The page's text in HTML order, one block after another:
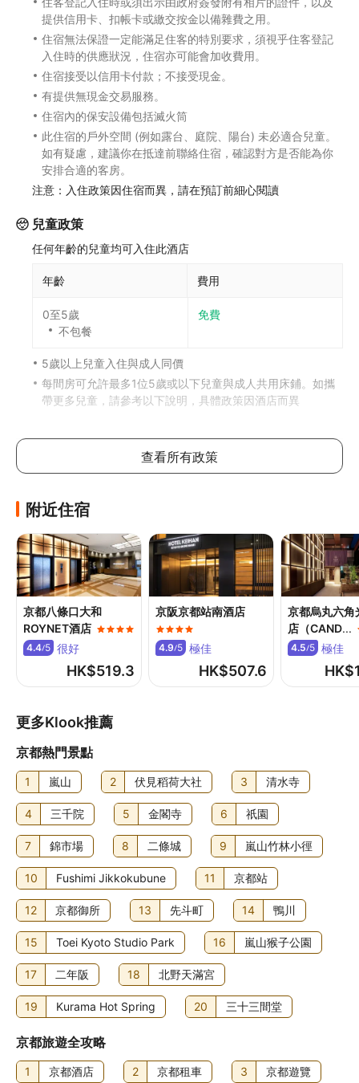
提供信用卡、扣帳卡或繳交按金以備雜費之用。
住宿無法保證一定能滿足住客的特別要求，須視乎住客登記
入住時的供應狀況，住宿亦可能會加收費用。
住宿接受以信用卡付款；不接受現金。
有提供無現金交易服務。
住宿內的保安設備包括滅火筒
此住宿的戶外空間 (例如露台、庭院、陽台) 未必適合兒童。
如有疑慮，建議你在抵達前聯絡住宿，確認對方是否能為你
安排合適的客房。
注意：入住政策因住宿而異，請在預訂前細心閱讀
兒童政策
任何年齡的兒童均可入住此酒店
年齡 費用
0至5歲
不包餐
免費
5歲以上兒童入住與成人同價
每間房可允許最多1位5歲或以下兒童與成人共用床鋪。如攜
帶更多兒童，請參考以下說明，具體政策因酒店而異
加床政策
寵物政策
不可攜帶寵物
其他費用
自助早餐費用：成人 JPY3800，小童 JPY1900 (大約金額)
嬰兒床：每晚 JPY1650.0
摺床：每晚 JPY3630
住宿可能尚有其他額外收費。上述收費及按金不包括稅項，
金額亦可能會有所變動。
食物及飲品
住宿每日 07:00 至 10:00 供應自助早餐，費用另計。
查看所有政策
附近住宿
京都八條口大和
ROYNET酒店
4.4/5 很好
HK$519.3
京阪京都站南酒店
4.9/5 極佳
HK$507.6
京都烏丸六角
店（CAND...
4.5/5 極佳
HK$
更多Klook推薦
京都熱門景點
1 嵐山 2 伏見稻荷大社 3 清水寺
4 三千院 5 金閣寺 6 祇園
7 錦市場 8 二條城 9 嵐山竹林小徑
10 Fushimi Jikkokubune 11 京都站
12 京都御所 13 先斗町 14 鴨川
15 Toei Kyoto Studio Park 16 嵐山猴子公園
17 二年阪 18 北野天滿宮
19 Kurama Hot Spring 20 三十三間堂
京都旅遊全攻略
1 京都酒店 2 京都租車 3 京都遊覽